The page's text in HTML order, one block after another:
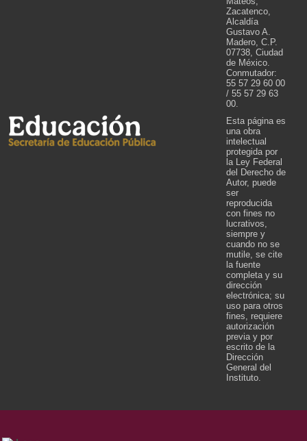
Zacatenco,
Alcaldía
Gustavo A.
Madero, C.P.
07738, Ciudad
de México.
Conmutador:
55 57 29 60 00
/ 55 57 29 63
00.
Esta página es
una obra
intelectual
protegida por
la Ley Federal
del Derecho de
Autor, puede
ser
reproducida
con fines no
lucrativos,
siempre y
cuando no se
mutile, se cite
la fuente
completa y su
dirección
electrónica; su
uso para otros
fines, requiere
autorización
previa y por
escrito de la
Dirección
General del
Instituto.